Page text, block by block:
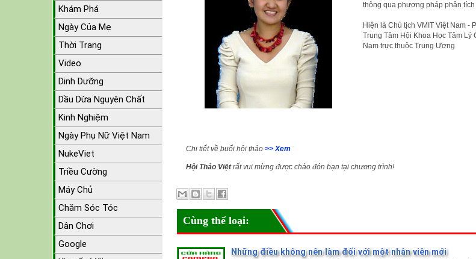
thông qua phương pháp phân tích
Hiện là Chủ tịch VMIT Việt Nam -
Trung Tâm Hội Khoa Học Tâm Lý
Nam trực thuộc Trung Ương
Chi tiết về buổi hội thảo >> Xem
Hội Thảo Việtrất vui mừng được chào đón bạn tại chương trình!
Cùng thể loại:
Những điều không nên làm đối với một nhân viên mới
Khám Phá
Ngày Của Mẹ
Thời Trang
Video
Dinh Dưỡng
Dầu Dừa Nguyên Chất
Kinh Nghiệm
Ngày Phụ Nữ Việt Nam
NukeViet
Triều Cường
Máy Chủ
Chăm Sóc Tóc
Dân Chơi
Google